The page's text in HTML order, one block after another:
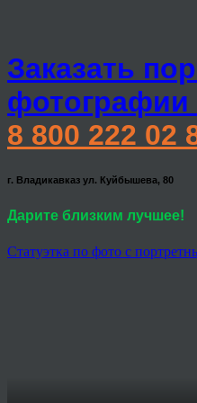
Заказать
фотографии
8 800 222 02
г. Владикавказ ул. Куйбышева, 80
Дарите близким лучшее!
Статуэтка по фото с